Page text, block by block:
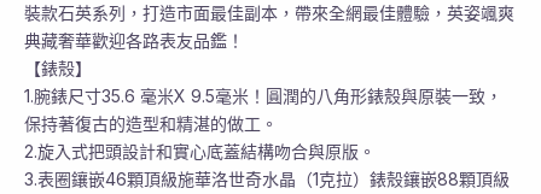
裝款石英系列，打造市面最佳副本，帶來全網最佳體驗，英姿颯爽
典藏奢華歡迎各路表友品鑑！
【錶殼】
1.腕錶尺寸35.6 毫米X 9.5毫米！圓潤的八角形錶殼與原裝一致，
保持著復古的造型和精湛的做工。
2.旋入式把頭設計和實心底蓋結構吻合與原版。
3.表圈鑲嵌46顆頂級施華洛世奇水晶（1克拉）錶殼鑲嵌88顆頂級